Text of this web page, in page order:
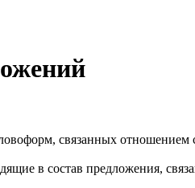
связанных отношением
в состав предложения,